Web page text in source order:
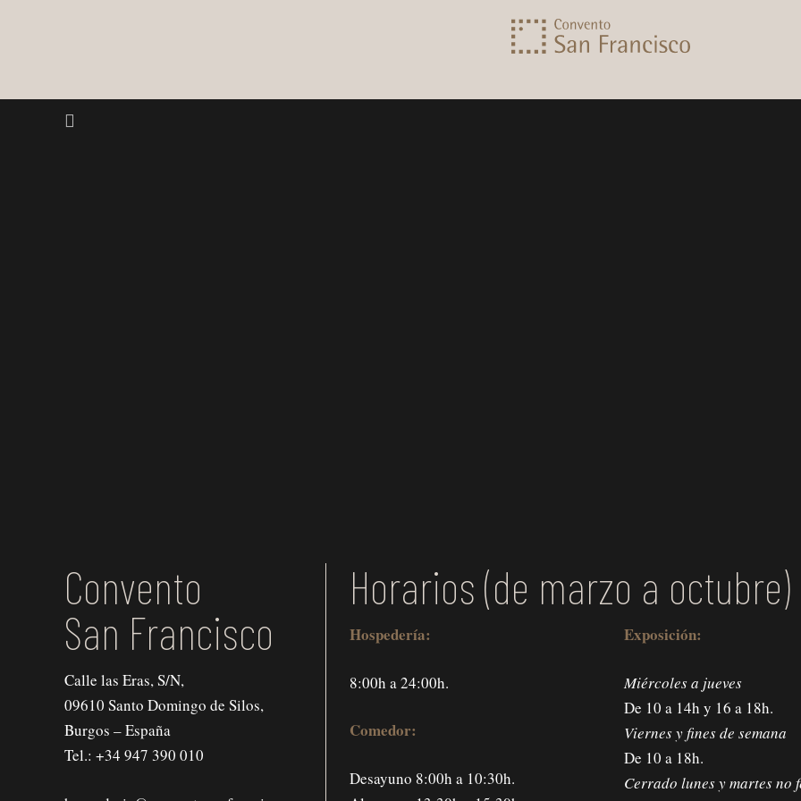
Convento
San Francisco
Calle las Eras, S/N,
09610 Santo Domingo de Silos,
Burgos – España
Tel.: +34 947 390 010
Horarios (de marzo a octubre)
Hospedería:
8:00h a 24:00h.
Comedor:
Desayuno 8:00h a 10:30h.
Exposición:
Miércoles a jueves
De 10 a 14h y 16 a 18h.
Viernes y fines de semana
De 10 a 18h.
Cerrado lunes y martes no